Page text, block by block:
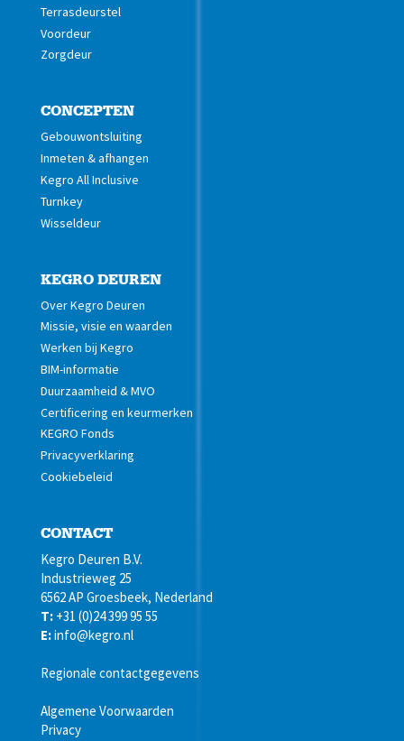
Terrasdeurstel
Voordeur
Zorgdeur
CONCEPTEN
Gebouwontsluiting
Inmeten & afhangen
Kegro All Inclusive
Turnkey
Wisseldeur
KEGRO DEUREN
Over Kegro Deuren
Missie, visie en waarden
Werken bij Kegro
BIM-informatie
Duurzaamheid & MVO
Certificering en keurmerken
KEGRO Fonds
Privacyverklaring
Cookiebeleid
CONTACT
Kegro Deuren B.V.
Industrieweg 25
6562 AP Groesbeek, Nederland
T: +31 (0)24 399 95 55
E:info@kegro.nl
Regionale contactgegevens
Algemene Voorwaarden
Privacy